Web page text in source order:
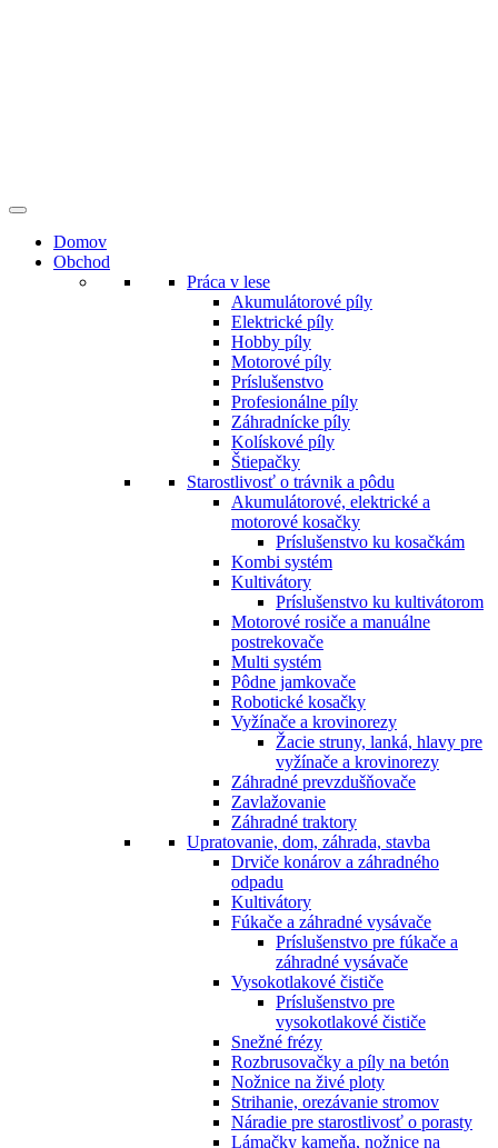
Domov
Obchod
Práca v lese
Akumulátorové píly
Elektrické píly
Hobby píly
Motorové píly
Príslušenstvo
Profesionálne píly
Záhradnícke píly
Kolískové píly
Štiepačky
Starostlivosť o trávnik a pôdu
Akumulátorové, elektrické a
motorové kosačky
Príslušenstvo ku kosačkám
Kombi systém
Kultivátory
Príslušenstvo ku kultivátorom
Motorové rosiče a manuálne
postrekovače
Multi systém
Pôdne jamkovače
Robotické kosačky
Vyžínače a krovinorezy
Žacie struny, lanká, hlavy pre
vyžínače a krovinorezy
Záhradné prevzdušňovače
Zavlažovanie
Záhradné traktory
Upratovanie, dom, záhrada, stavba
Drviče konárov a záhradného
odpadu
Kultivátory
Fúkače a záhradné vysávače
Príslušenstvo pre fúkače a
záhradné vysávače
Vysokotlakové čističe
Príslušenstvo pre
vysokotlakové čističe
Snežné frézy
Rozbrusovačky a píly na betón
Nožnice na živé ploty
Strihanie, orezávanie stromov
Náradie pre starostlivosť o porasty
Lámačky kameňa, nožnice na